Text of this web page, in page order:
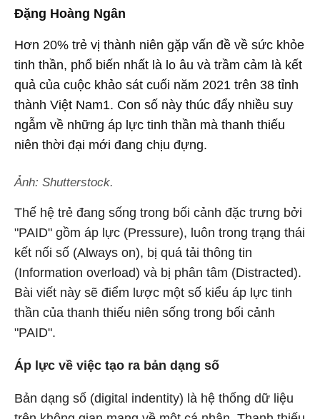
Đặng Hoàng Ngân
Hơn 20% trẻ vị thành niên gặp vấn đề về sức khỏe
tinh thần, phổ biến nhất là lo âu và trầm cảm là kết
quả của cuộc khảo sát cuối năm 2021 trên 38 tỉnh
thành Việt Nam1. Con số này thúc đẩy nhiều suy
ngẫm về những áp lực tinh thần mà thanh thiếu
niên thời đại mới đang chịu đựng.
Ảnh: Shutterstock.
Thế hệ trẻ đang sống trong bối cảnh đặc trưng bởi
"PAID" gồm áp lực (Pressure), luôn trong trạng thái
kết nối số (Always on), bị quá tải thông tin
(Information overload) và bị phân tâm (Distracted).
Bài viết này sẽ điểm lược một số kiểu áp lực tinh
thần của thanh thiếu niên sống trong bối cảnh
"PAID".
Áp lực về việc tạo ra bản dạng số
Bản dạng số (digital indentity) là hệ thống dữ liệu